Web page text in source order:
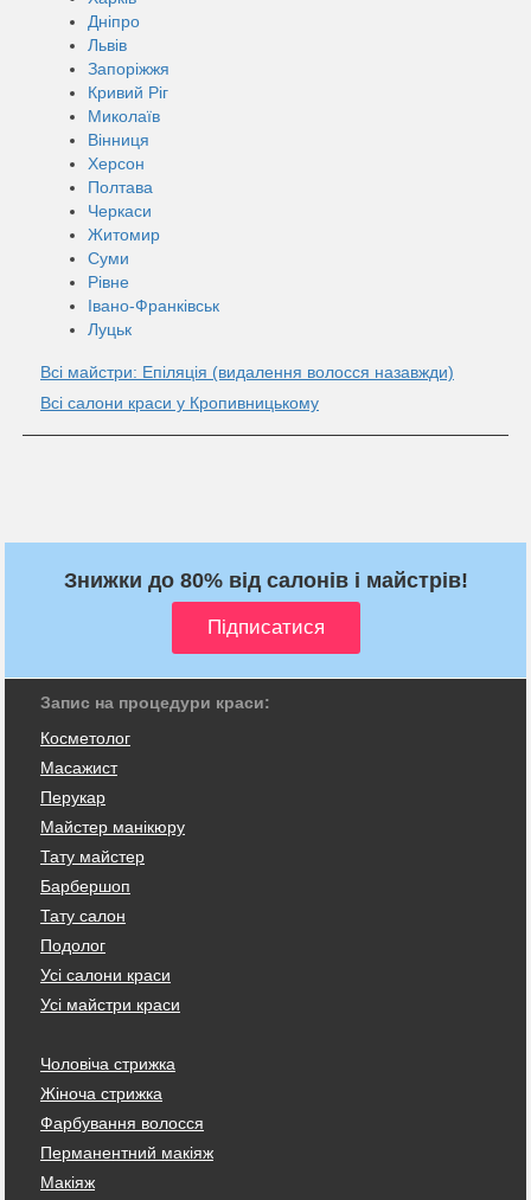
Дніпро
Львів
Запоріжжя
Кривий Ріг
Миколаїв
Вінниця
Херсон
Полтава
Черкаси
Житомир
Суми
Рівне
Івано-Франківськ
Луцьк
Всі майстри: Епіляція (видалення волосся назавжди)
Всі салони краси у Кропивницькому
Знижки до 80% від салонів і майстрів!
Запис на процедури краси:
Косметолог
Масажист
Перукар
Майстер манікюру
Тату майстер
Барбершоп
Тату салон
Подолог
Усі салони краси
Усі майстри краси
Чоловіча стрижка
Жіноча стрижка
Фарбування волосся
Перманентний макіяж
Макіяж